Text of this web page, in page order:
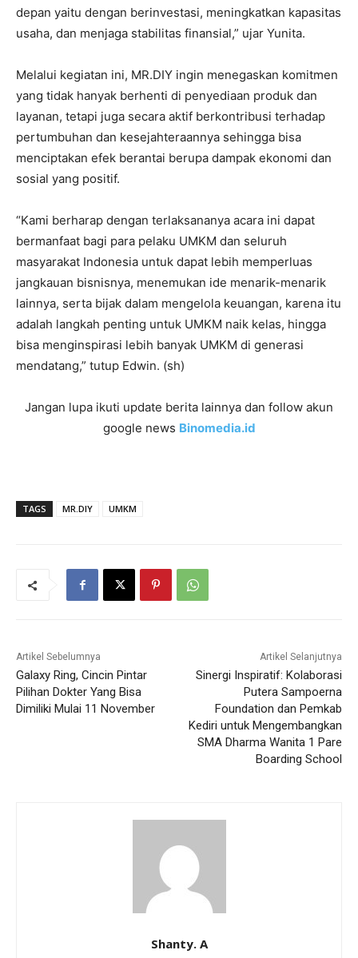
depan yaitu dengan berinvestasi, meningkatkan kapasitas
usaha, dan menjaga stabilitas finansial,” ujar Yunita.
Melalui kegiatan ini, MR.DIY ingin menegaskan komitmen
yang tidak hanyak berhenti di penyediaan produk dan
layanan, tetapi juga secara aktif berkontribusi terhadap
pertumbuhan dan kesejahteraannya sehingga bisa
menciptakan efek berantai berupa dampak ekonomi dan
sosial yang positif.
“Kami berharap dengan terlaksananya acara ini dapat
bermanfaat bagi para pelaku UMKM dan seluruh
masyarakat Indonesia untuk dapat lebih memperluas
jangkauan bisnisnya, menemukan ide menarik-menarik
lainnya, serta bijak dalam mengelola keuangan, karena itu
adalah langkah penting untuk UMKM naik kelas, hingga
bisa menginspirasi lebih banyak UMKM di generasi
mendatang,” tutup Edwin. (sh)
Jangan lupa ikuti update berita lainnya dan follow akun
google news Binomedia.id
TAGS MR.DIY UMKM
Artikel Sebelumnya
Galaxy Ring, Cincin Pintar
Pilihan Dokter Yang Bisa
Dimiliki Mulai 11 November
Artikel Selanjutnya
Sinergi Inspiratif: Kolaborasi
Putera Sampoerna
Foundation dan Pemkab
Kediri untuk Mengembangkan
SMA Dharma Wanita 1 Pare
Boarding School
Shanty. A